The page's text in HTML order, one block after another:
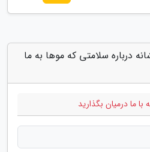
های مرتبط با "7 نشانه درباره سلامتی که موها به ما
با ما درمیان بگذارید